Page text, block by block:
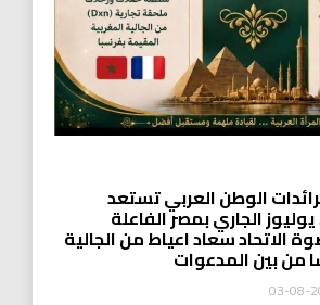
الوطن العربي تستعد
لتدشينه يوم 5 يوليوز الجاري بمصر الفاعلة
الاتحاد سعاد اعياط من الجالية
من بين المدعوات